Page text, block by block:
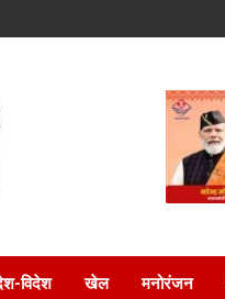
विदेश खेल मनोरंजन